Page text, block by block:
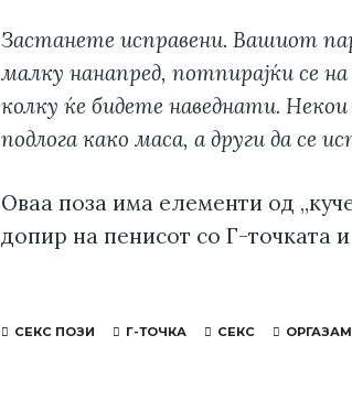
Застанете исправени. Вашиот
малку нанапред, потпирајќи се
колку ќе бидете наведнати.
подлога како маса, а други да се
Оваа поза има елементи од
допир на пенисот со Г-точката
СЕКС ПОЗИ Г-ТОЧКА СЕКС ОРГАЗАМ